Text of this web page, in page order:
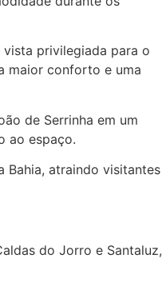
privilegiada para o
maior conforto e uma
de Serrinha em um
ao espaço.
Bahia, atraindo visitantes
do Jorro e Santaluz,